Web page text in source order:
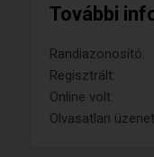
További
Randiazonosító:
Regisztrált:
Online volt:
Olvasatlan